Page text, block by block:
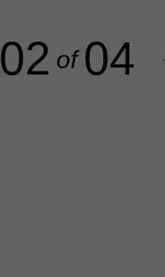
02 of 04